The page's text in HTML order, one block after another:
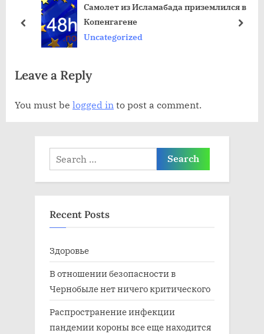
п
ь
а
я
з
п
с
Самолет из Исламабада приземлился в
Копенгагене
Uncategorized
пред
Leave a Reply
You must be logged in to post a comment.
Search
for:
Recent Posts
Здоровье
В отношении безопасности в
Чернобыле нет ничего критического
Распространение инфекции
пандемии короны все еще находится